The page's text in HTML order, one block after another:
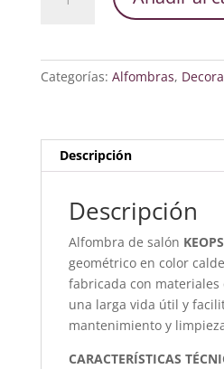
Keops
cantidad
Categorías: Alfombras,
Descripción
Descripción
Alfombra de salón KEOPS
geométrico en color
fabricada con
una larga vida útil y
mantenimiento y
CARACTERÍSTICAS